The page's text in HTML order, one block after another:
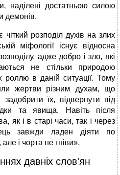
наділені достатньою силою
демонів.
чіткий розподіл духів на злих
міфології існує відносна
адже добро і зло, які
не стільки природою
роллю в даній ситуації. Тому
жертви різним духам, що
їх, відвернути від
та явища. Навіть після
як і в старі часи, так і через
завжди ладен діяти по
і чорта не гніви».
давніх слов'ян